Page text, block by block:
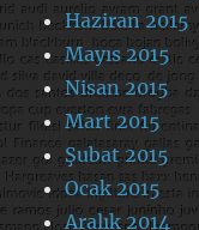
Haziran 2015
Mayıs 2015
Nisan 2015
Mart 2015
Şubat 2015
Ocak 2015
Aralık 2014